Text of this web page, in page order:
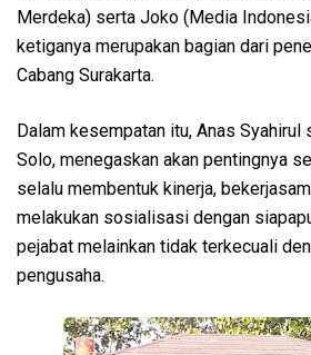
Merdeka) serta Joko (Media
ketiganya merupakan bagian dari
Cabang Surakarta.
Dalam kesempatan itu, Anas Syahirul
Solo, menegaskan akan pentingnya
selalu membentuk kinerja,
melakukan sosialisasi dengan
pejabat melainkan tidak terkecuali
pengusaha.